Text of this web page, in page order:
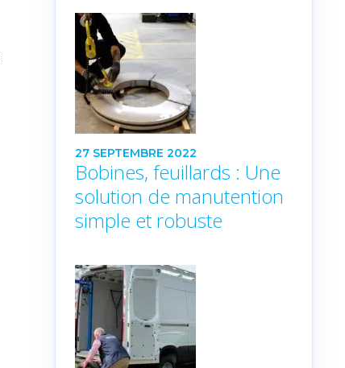
27 SEPTEMBRE 2022
Bobines, feuillards : Une
solution de manutention
simple et robuste